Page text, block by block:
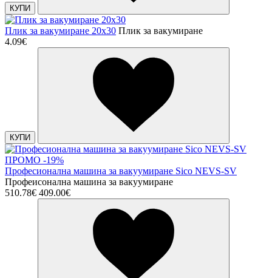
КУПИ
Плик за вакумиране 20х30 Плик за вакумиране
4.09€
КУПИ
ПРОМО -19%
Професионална машина за вакуумиране Sico NEVS-SV
Профеисонална машина за вакуумиране
510.78€ 409.00€